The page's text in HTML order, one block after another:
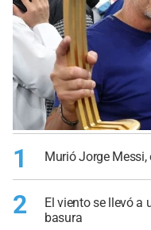
1 Murió Jorge
2
El viento se llevó a
basura